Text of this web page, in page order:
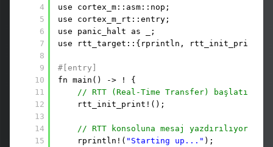
4
5
6
7
8
9
10
11
12
13
14
15
use cortex_m::asm::nop;
use cortex_m_rt::entry;
use panic_halt as _;
use rtt_target::{rprintln, rtt_init_print};
#[entry]
fn main() -> ! {
// RTT (Real-Time Transfer) başlatılıyor
rtt_init_print!();
// RTT konsoluna mesaj yazdırılıyor
rprintln!( "Starting up..." );